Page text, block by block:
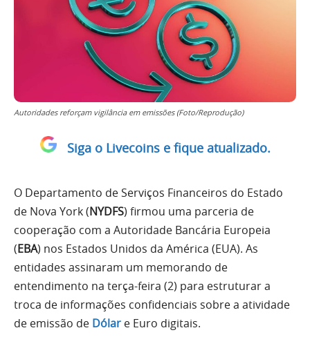
Autoridades reforçam vigilância em emissões (Foto/Reprodução)
Siga o Livecoins e fique atualizado.
O Departamento de Serviços Financeiros do Estado
de Nova York (NYDFS) firmou uma parceria de
cooperação com a Autoridade Bancária Europeia
(EBA) nos Estados Unidos da América (EUA). As
entidades assinaram um memorando de
entendimento na terça-feira (2) para estruturar a
troca de informações confidenciais sobre a atividade
de emissão de Dólar e Euro digitais.